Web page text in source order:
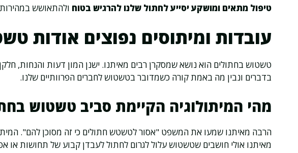
טיפול מתאים ומושקע יסייע לחתול שלנו להרגיש בטוח ולהתאושש
עובדות ומיתוסים נפוצים אודות
טשטוש בחתולים הוא נושא שמסקרן רבים מאיתנו. ישנן המון דעות והנחות,
בדברים ונבין מה באמת קורה כשמדובר בטשטוש לחברים הפרוותיים שלנו.
מהי המיתולוגיה הקיימת סביב טשטוש
הרבה מאיתנו שמעו את המשפט "אסור לטשטש חתולים כי זה מסוכן להם".
מאיתנו אולי חושבים שטשטוש עלול לגרום לחתול לעבדן קבוע של תחושות או